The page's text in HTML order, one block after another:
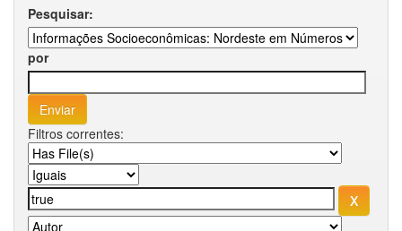
Pesquisar:
por
Filtros correntes: